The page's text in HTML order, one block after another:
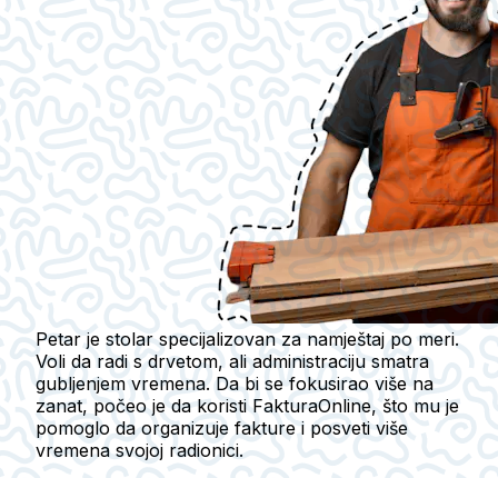
Petar je stolar specijalizovan za namještaj po meri.
Voli da radi s drvetom, ali administraciju smatra
gubljenjem vremena. Da bi se fokusirao više na
zanat, počeo je da koristi FakturaOnline, što mu je
pomoglo da organizuje fakture i posveti više
vremena svojoj radionici.